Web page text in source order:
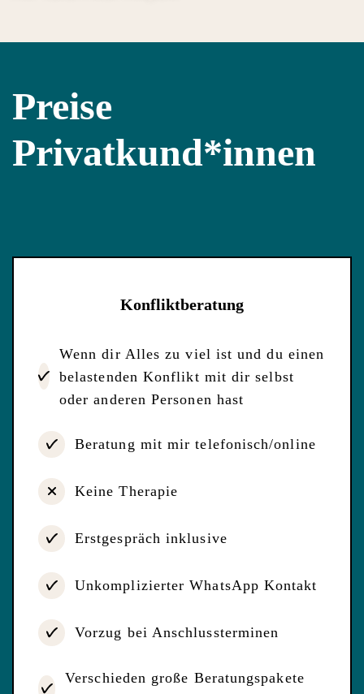
Preise
Privatkund*innen
Konfliktberatung
Wenn dir Alles zu viel ist und du einen
belastenden Konflikt mit dir selbst
oder anderen Personen hast
Beratung mit mir telefonisch/online
Keine Therapie
Erstgespräch inklusive
Unkomplizierter WhatsApp Kontakt
Vorzug bei Anschlussterminen
Verschieden große Beratungspakete